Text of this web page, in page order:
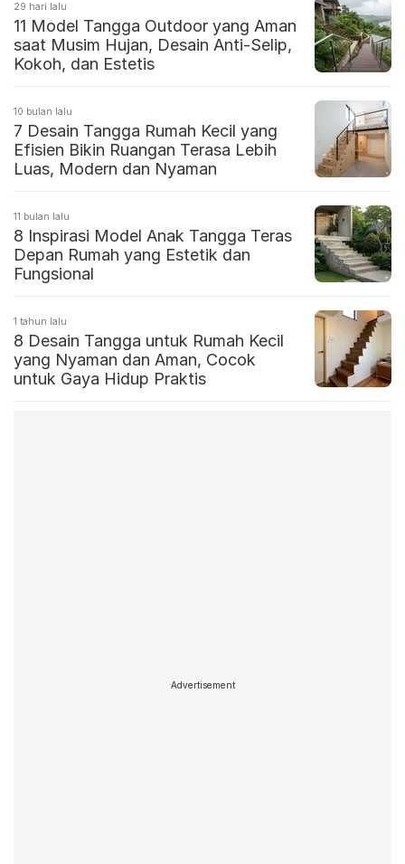
29 hari lalu
11 Model Tangga Outdoor yang Aman
saat Musim Hujan, Desain Anti-Selip,
Kokoh, dan Estetis
10 bulan lalu
7 Desain Tangga Rumah Kecil yang
Efisien Bikin Ruangan Terasa Lebih
Luas, Modern dan Nyaman
11 bulan lalu
8 Inspirasi Model Anak Tangga Teras
Depan Rumah yang Estetik dan
Fungsional
1 tahun lalu
8 Desain Tangga untuk Rumah Kecil
yang Nyaman dan Aman, Cocok
untuk Gaya Hidup Praktis
Advertisement